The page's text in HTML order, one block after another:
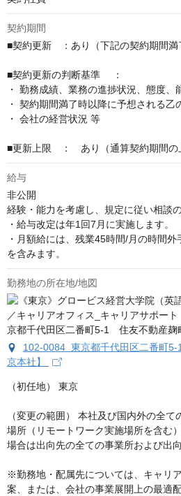
契約期間
■契約更新　：あり（下記の契約期間満
■契約更新の判断基準　 ：
・ 勤務成績、業務の進捗状況、態度、
・ 契約期間満了時以降に予想される乙
・ 会社の経営状況 等
■更新上限　：　あり（通算契約期間の
給与
非公開
経験・能力を考慮し、規定に従い相談
・給与改定は年1回7月に実施します。
・月額給には、残業45時間/月の時間
を含みます。
勤務地の所在地/地図
102-0084 東京都千代田区二番町
京本社】
（初任地） 東京
（変更の範囲） 本社及び国内外の全
場所（リモートワーク実施場所を含む
場合は出向先の全ての事業所および出
※勤務地・配属先については、キャリ
案、または、会社の事業展開上の最適